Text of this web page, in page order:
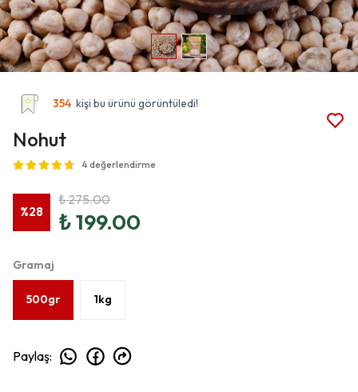
354 kişi bu ürünü görüntüledi!
Nohut
4 değerlendirme
%28
₺ 275.00
₺ 199.00
Gramaj
500gr 1kg
Paylaş: